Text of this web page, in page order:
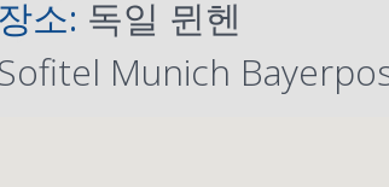
장소: 독일 뮌헨
Sofitel Munich